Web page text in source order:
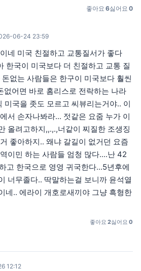
좋아요 6싫어요 0
06-24 23:59
네 미국 친절하고 교통질서가 좋다
한국이 미국보다 더 친절하고 교통 질
없는 사람들은 한구이 미국보다 훨씬
없어면 바로 홈리스로 전락하는 나라
미국을 좃도 모르고 씨뷰리는거야.. 이
서 손자나봐라... 젓같은 요줌 누가 이
올려고하지,,.,.,너같이 찌질한 조생징
좋아하지.. 왜냐 갈길이 없거던 요즘
이민 하는 사람들 엄청 많다....난 42
고 한국으로 영영 귀국한다...5년후에
너무졸다.. 딱말하는걸 보니까 윤석열
네.. 에라이 개호로새끼야 그냥 흑형한
좋아요 2싫어요 0
12:12